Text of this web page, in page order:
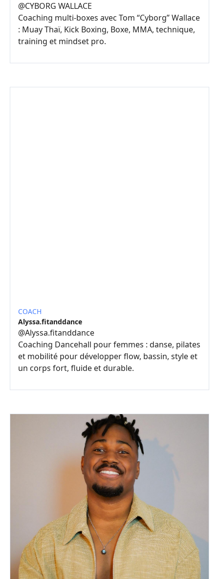
@CYBORG WALLACE
Coaching multi-boxes avec Tom “Cyborg” Wallace
: Muay Thaï, Kick Boxing, Boxe, MMA, technique,
training et mindset pro.
COACH
Alyssa.fitanddance
@Alyssa.fitanddance
Coaching Dancehall pour femmes : danse, pilates
et mobilité pour développer flow, bassin, style et
un corps fort, fluide et durable.